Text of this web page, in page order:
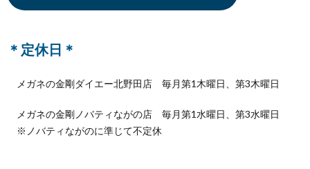
＊定休日＊
メガネの金剛ダイエー北野田店 毎月第1木曜日、第3木曜日
メガネの金剛ノバティながの店 毎月第1水曜日、第3水曜日
※ノバティながのに準じて不定休